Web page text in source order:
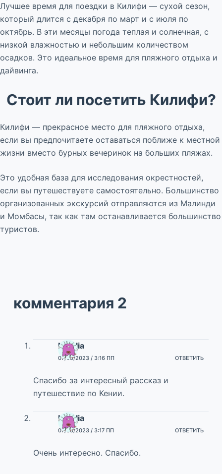
Лучшее время для поездки в Килифи — сухой сезон,
который длится с декабря по март и с июля по
октябрь. В эти месяцы погода теплая и солнечная, с
низкой влажностью и небольшим количеством
осадков. Это идеальное время для пляжного отдыха и
дайвинга.
Стоит ли посетить Килифи?
Килифи — прекрасное место для пляжного отдыха,
если вы предпочитаете оставаться поближе к местной
жизни вместо бурных вечеринок на больших пляжах.
Это удобная база для исследования окрестностей,
если вы путешествуете самостоятельно. Большинство
организованных экскурсий отправляются из Малинди
и Момбасы, так как там останавливается большинство
туристов.
комментария 2
Natalia
07/05/2023 / 3:16 ПП ОТВЕТИТЬ
Спасибо за интересный рассказ и
путешествие по Кении.
Natalia
07/05/2023 / 3:17 ПП ОТВЕТИТЬ
Очень интересно. Спасибо.